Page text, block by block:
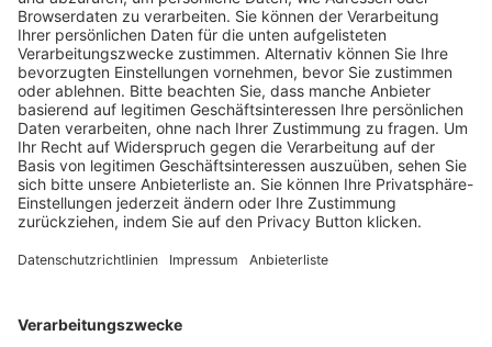
Trainerausbildung
Schulungsangebot Vereinsmitarbeiter
BFV-Geschäftsstellen
Trainerbörse
Login SpielPlus
FOLGE DEM BFV